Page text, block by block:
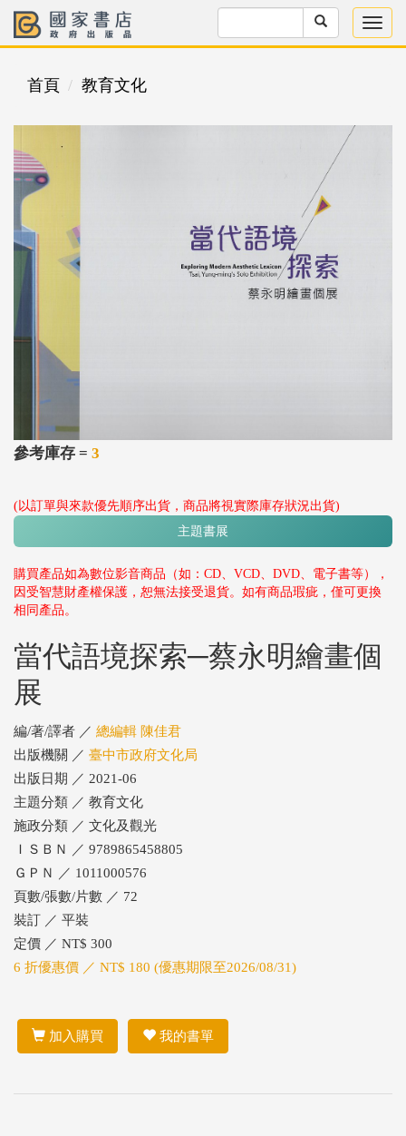
首頁 教育文化
參考庫存 = 3
(以訂單與來款優先順序出貨，商品將視實際庫存狀況出貨)
主題書展
購買產品如為數位影音商品（如：CD、VCD、DVD、電子書等），
因受智慧財產權保護，恕無法接受退貨。如有商品瑕疵，僅可更換
相同產品。
當代語境探索─蔡永明繪畫個
展
編/著/譯者 ／ 總編輯 陳佳君
出版機關 ／ 臺中市政府文化局
出版日期 ／ 2021-06
主題分類 ／ 教育文化
施政分類 ／ 文化及觀光
ＩＳＢＮ ／ 9789865458805
ＧＰＮ ／ 1011000576
頁數/張數/片數 ／ 72
裝訂 ／ 平裝
定價 ／ NT$ 300
6 折優惠價 ／ NT$ 180 (優惠期限至2026/08/31)
加入購買 我的書單